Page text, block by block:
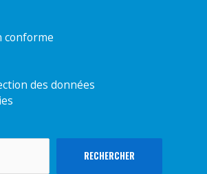
conforme
des données
RECHERCHER